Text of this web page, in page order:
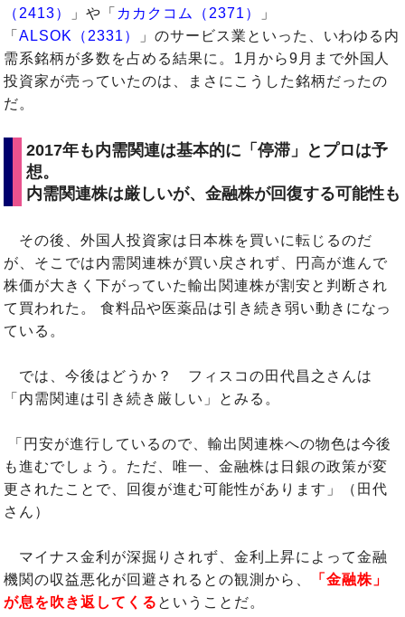
（2413）
」や「 カカクコム（2371）
」
「ALSOK（2331）
」のサービス業といった、いわゆる内
需系銘柄が多数を占める結果に。1月から9月まで外国人
投資家が売っていたのは、まさにこうした銘柄だったの
だ。
2017年も内需関連は基本的に「停滞」とプロは予
想。
内需関連株は厳しいが、金融株が回復する可能性も
その後、外国人投資家は日本株を買いに転じるのだ
が、そこでは内需関連株が買い戻されず、円高が進んで
株価が大きく下がっていた輸出関連株が割安と判断され
て買われた。 食料品や医薬品は引き続き弱い動きになっ
ている。
では、今後はどうか？ フィスコの田代昌之さんは
「内需関連は引き続き厳しい」とみる。
「円安が進行しているので、輸出関連株への物色は今後
も進むでしょう。ただ、唯一、金融株は日銀の政策が変
更されたことで、回復が進む可能性があります」（田代
さん）
マイナス金利が深掘りされず、金利上昇によって金融
機関の収益悪化が回避されるとの観測から、
「金融株」
が息を吹き返してくる ということだ。